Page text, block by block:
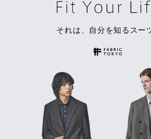
それは、自分を知るスー